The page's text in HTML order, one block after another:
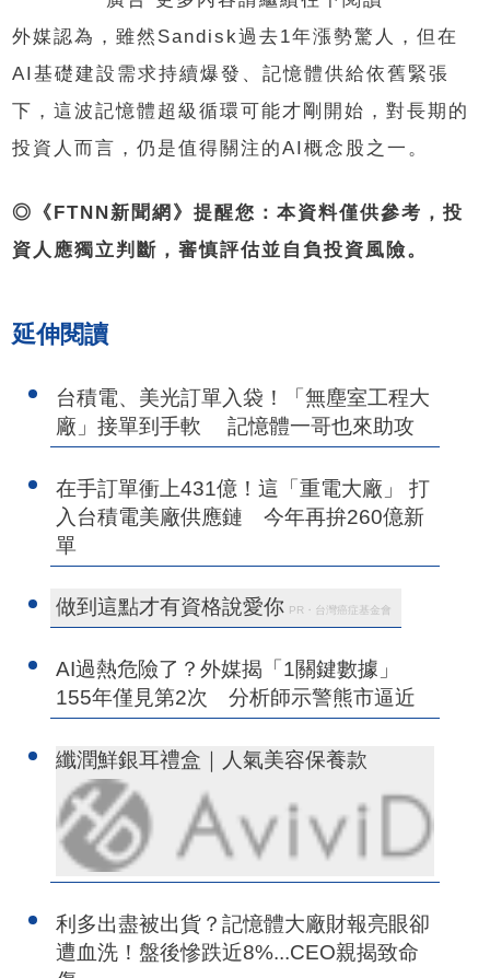
外媒認為，雖然Sandisk過去1年漲勢驚人，但在
AI基礎建設需求持續爆發、記憶體供給依舊緊張
下，這波記憶體超級循環可能才剛開始，對長期的
投資人而言，仍是值得關注的AI概念股之一。
◎《FTNN新聞網》提醒您：本資料僅供參考，投
資人應獨立判斷，審慎評估並自負投資風險。
延伸閱讀
台積電、美光訂單入袋！「無塵室工程大
廠」接單到手軟 記憶體一哥也來助攻
在手訂單衝上431億！這「重電大廠」 打
入台積電美廠供應鏈 今年再拚260億新
單
做到這點才有資格說愛你 PR・台灣癌症基金會
AI過熱危險了？外媒揭「1關鍵數據」
155年僅見第2次 分析師示警熊市逼近
纖潤鮮銀耳禮盒｜人氣美容保養款
利多出盡被出貨？記憶體大廠財報亮眼卻
遭血洗！盤後慘跌近8%...CEO親揭致命